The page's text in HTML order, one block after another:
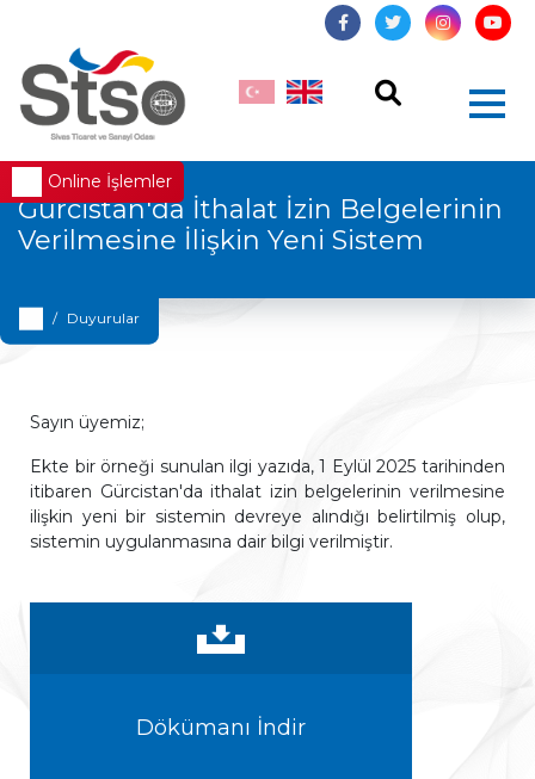
Online İşlemler
Gürcistan'da İthalat İzin Belgelerinin
Verilmesine İlişkin Yeni Sistem
Duyurular
Sayın üyemiz;
Ekte bir örneği sunulan ilgi yazıda, 1 Eylül 2025 tarihinden
itibaren Gürcistan'da ithalat izin belgelerinin verilmesine
ilişkin yeni bir sistemin devreye alındığı belirtilmiş olup,
sistemin uygulanmasına dair bilgi verilmiştir.
Dökümanı İndir